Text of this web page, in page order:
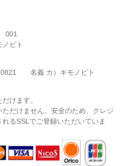
001
ビト
名義 カ）キモノビト
けます。
だけません。安全のため、クレジ
るSSLでご登録いただいていま